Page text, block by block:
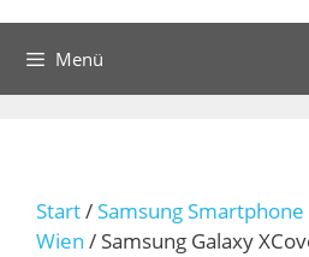
Menü
Start/Samsung
Wien / Samsung Galaxy